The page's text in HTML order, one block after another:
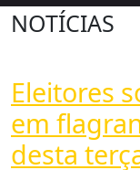
NOTÍCIAS
Eleitores
em
desta